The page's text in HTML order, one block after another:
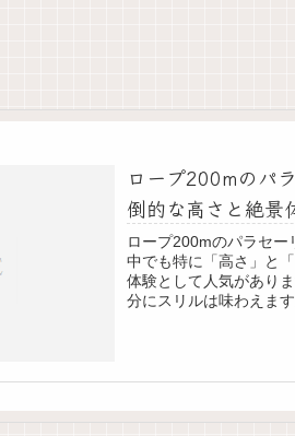
ロープ200mのパ
倒的な高さと絶景
ロープ200mのパラセ
中でも特に「高さ」と
体験として人気があり
分にスリルは味わえま